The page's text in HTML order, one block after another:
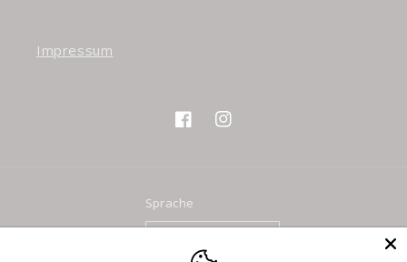
Impressum
FacebookInstagram
Sprache